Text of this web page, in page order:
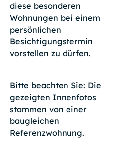
diese besonderen
Wohnungen bei einem
persönlichen
Besichtigungstermin
vorstellen zu dürfen.
Bitte beachten Sie: Die
gezeigten Innenfotos
stammen von einer
baugleichen
Referenzwohnung.